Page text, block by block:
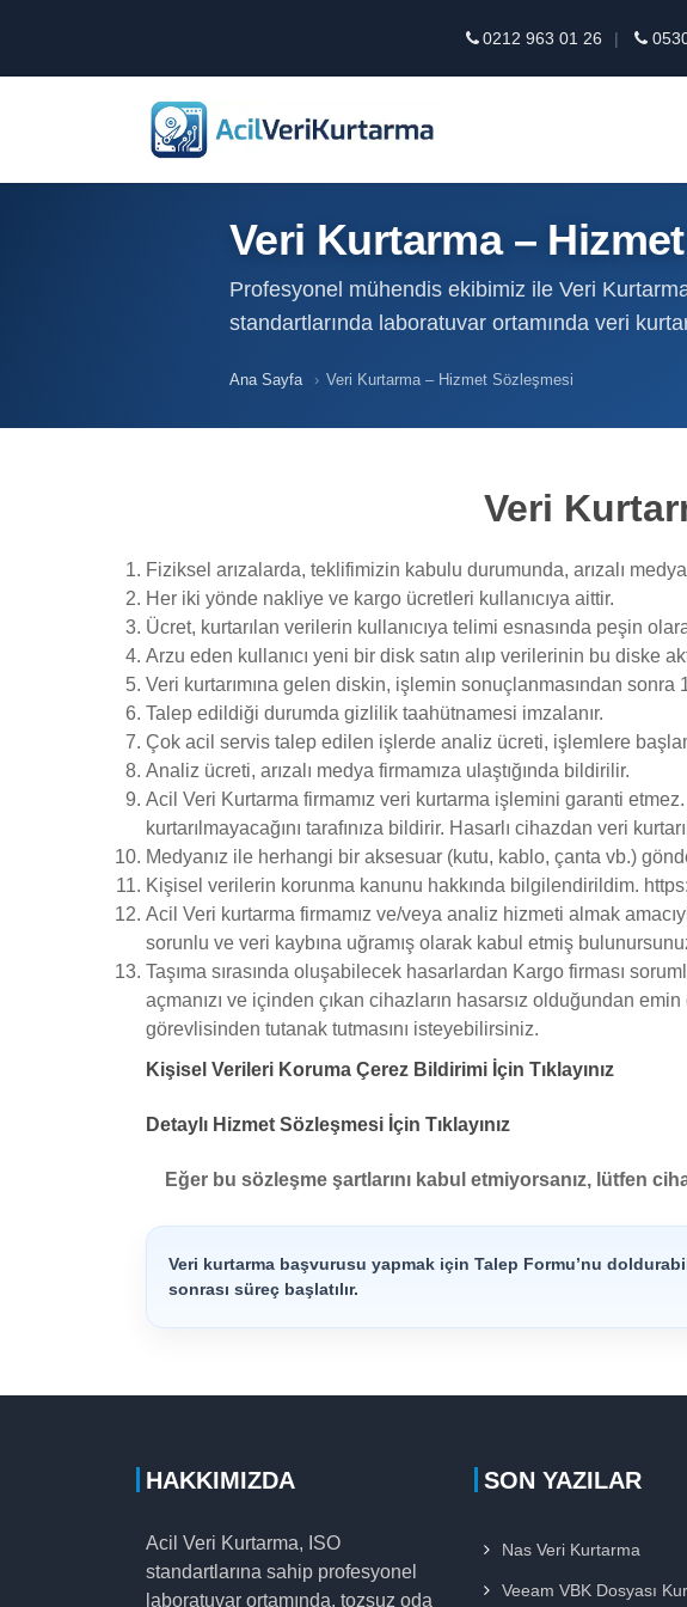
0212 963 01 26 |
Veri Kurtarma –
Profesyonel mühendis ekibimiz ile Veri
standartlarında laboratuvar ortamında veri
Ana Sayfa › Veri Kurtarma – Hizmet Sözleşmesi
Veri
Fiziksel arızalarda, teklifimizin kabulu durumunda, arızalı
Her iki yönde nakliye ve kargo ücretleri kullanıcıya aittir.
Ücret, kurtarılan verilerin kullanıcıya telimi esnasında peşin
Arzu eden kullanıcı yeni bir disk satın alıp verilerinin bu diske
Veri kurtarımına gelen diskin, işlemin sonuçlanmasından
Talep edildiği durumda gizlilik taahütnamesi imzalanır.
Çok acil servis talep edilen işlerde analiz ücreti, işlemlere
Analiz ücreti, arızalı medya firmamıza ulaştığında bildirilir.
Acil Veri Kurtarma firmamız veri kurtarma işlemini garanti
kurtarılmayacağını tarafınıza bildirir. Hasarlı cihazdan veri
Medyanız ile herhangi bir aksesuar (kutu, kablo, çanta vb.)
Kişisel verilerin korunma kanunu hakkında bilgilendirildim.
Acil Veri kurtarma firmamız ve/veya analiz hizmeti almak
sorunlu ve veri kaybına uğramış olarak kabul etmiş
Taşıma sırasında oluşabilecek hasarlardan Kargo firması
açmanızı ve içinden çıkan cihazların hasarsız olduğundan
görevlisinden tutanak tutmasını isteyebilirsiniz.
Kişisel Verileri Koruma Çerez Bildirimi İçin Tıklayınız
Detaylı Hizmet Sözleşmesi İçin Tıklayınız
Eğer bu sözleşme şartlarını kabul etmiyorsanız, lütfen
Veri kurtarma başvurusu yapmak için Talep Formu’nu
sonrası süreç başlatılır.
HAKKIMIZDA
Acil Veri Kurtarma, ISO
standartlarına sahip profesyonel
laboratuvar ortamında, tozsuz oda
SON YAZILAR
Nas Veri Kurtarma
Veeam VBK Dosyası